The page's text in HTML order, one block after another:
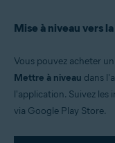
Mise à niveau vers
Vous pouvez acheter
Mettre à niveau dans
l'application. Suivez les
via Google Play Store.